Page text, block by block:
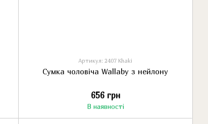
Артикул: 2407 Khaki
Сумка чоловіча Wallaby з нейлону
656 грн
В наявності